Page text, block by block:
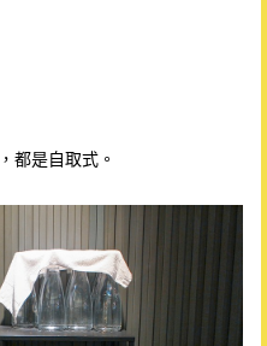
都是自取式。